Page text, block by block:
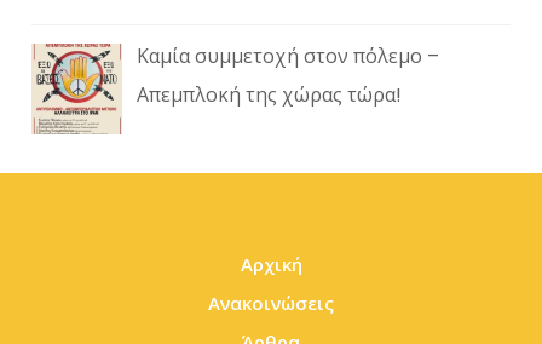
Καμία συμμετοχή στον πόλεμο –
Απεμπλοκή της χώρας τώρα!
Αρχική
Ανακοινώσεις